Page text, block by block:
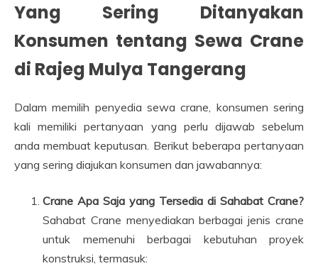
Yang Sering Ditanyakan
Konsumen tentang Sewa Crane
di Rajeg Mulya Tangerang
Dalam memilih penyedia sewa crane, konsumen sering
kali memiliki pertanyaan yang perlu dijawab sebelum
anda membuat keputusan. Berikut beberapa pertanyaan
yang sering diajukan konsumen dan jawabannya:
Crane Apa Saja yang Tersedia di Sahabat Crane?
Sahabat Crane menyediakan berbagai jenis crane
untuk memenuhi berbagai kebutuhan proyek
konstruksi, termasuk: